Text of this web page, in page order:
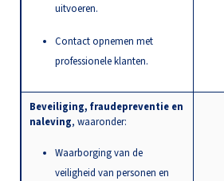
uitvoeren.
Contact opnemen met
professionele klanten.
Beveiliging, fraudepreventie en
naleving, waaronder:
Waarborging van de
veiligheid van personen en